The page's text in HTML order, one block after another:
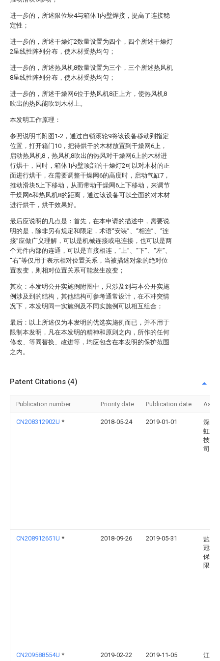
进一步的，所述限位块4与箱体1内壁焊接，提高了连接稳
定性；
进一步的，所述干燥灯2数量设置为四个，四个所述干燥灯
2呈线性阵列分布，使木材受热均匀；
进一步的，所述热风机8数量设置为三个，三个所述热风机
8呈线性阵列分布，使木材受热均匀；
进一步的，所述干燥网6位于热风机8正上方，使热风机8
吹出的热风能吹到木材上。
本发明工作原理：
参照说明书附图1-2，通过自锁滚轮9将该设备移动到指定
位置，打开箱门10，把待烘干的木材放置到干燥网6上，
启动热风机8，热风机8吹出的热风对干燥网6上的木材进
行烘干，同时，箱体1内壁顶部的干燥灯2可以对木材的正
面进行烘干，在需要调整干燥网6的高度时，启动气缸7，
推动滑块5上下移动，从而带动干燥网6上下移动，来调节
干燥网6和热风机8的距离，通过该设备可以全面的对木材
进行烘干，烘干效果好。
最后应说明的几点是：首先，在本申请的描述中，需要说
明的是，除非另有规定和限定，术语“安装”、“相连”、“连
接”应做广义理解，可以是机械连接或电连接，也可以是两
个元件内部的连通，可以是直接相连，“上”、“下”、“左”、
“右”等仅用于表示相对位置关系，当被描述对象的绝对位
置改变，则相对位置关系可能发生改变；
其次：本发明公开实施例附图中，只涉及到与本公开实施
例涉及到的结构，其他结构可参考通常设计，在不冲突情
况下，本发明同一实施例及不同实施例可以相互组合；
最后：以上所述仅为本发明的优选实施例而已，并不用于
限制本发明，凡在本发明的精神和原则之内，所作的任何
修改、等同替换、改进等，均应包含在本发明的保护范围
之内。
Patent Citations (4)
Publication number Priority date Publication date
CN208312902U * 2018-05-24 2019-01-01
深圳
虹电
技有
司
CN208912651U * 2018-09-26 2019-05-31
盐城
冠涂
保设
限公
CN209588554U * 2019-02-22 2019-11-05
江西